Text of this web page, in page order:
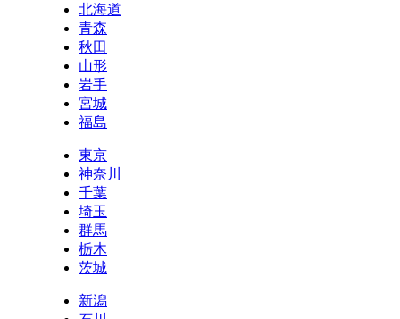
北海道
青森
秋田
山形
岩手
宮城
福島
東京
神奈川
千葉
埼玉
群馬
栃木
茨城
新潟